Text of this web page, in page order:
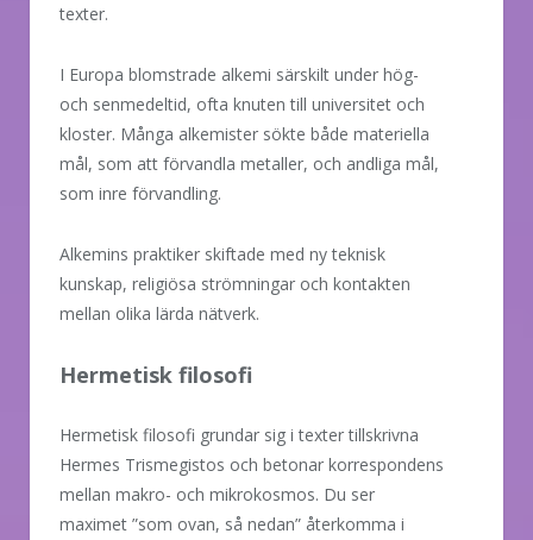
texter.
I Europa blomstrade alkemi särskilt under hög-
och senmedeltid, ofta knuten till universitet och
kloster. Många alkemister sökte både materiella
mål, som att förvandla metaller, och andliga mål,
som inre förvandling.
Alkemins praktiker skiftade med ny teknisk
kunskap, religiösa strömningar och kontakten
mellan olika lärda nätverk.
Hermetisk filosofi
Hermetisk filosofi grundar sig i texter tillskrivna
Hermes Trismegistos och betonar korrespondens
mellan makro- och mikrokosmos. Du ser
maximet ”som ovan, så nedan” återkomma i